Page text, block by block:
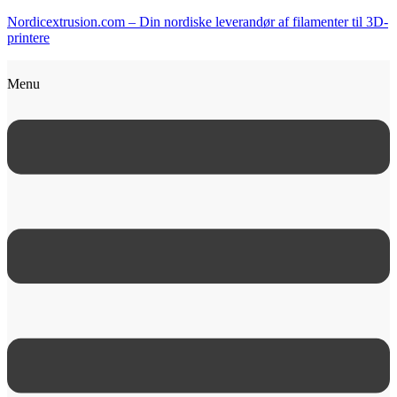
Nordicextrusion.com – Din nordiske leverandør af filamenter til 3D-
printere
Menu